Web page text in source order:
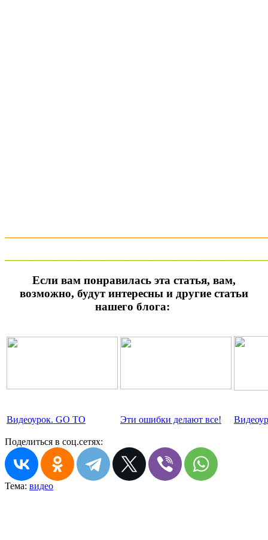
Если вам понравилась эта статья, вам,
возможно, будут интересны и другие статьи
нашего блога:
Видеоурок. GO TO Эти ошибки делают все!
Поделиться в соц.сетях:
Тема: видео